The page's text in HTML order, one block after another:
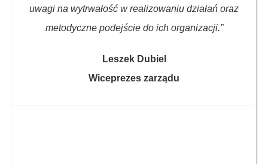
uwagi na wytrwałość w realizowaniu działań oraz
metodyczne podejście do ich organizacji.”
Leszek Dubiel
Wiceprezes zarządu